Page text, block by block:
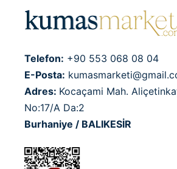
Telefon: +90 553 068 08 04
E-Posta:
Adres: Kocaçami Mah.
No:17/A Da:2
Burhaniye / BALIKESİR